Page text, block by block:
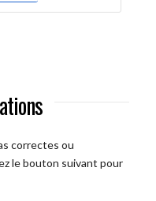
correctes ou
le bouton suivant pour